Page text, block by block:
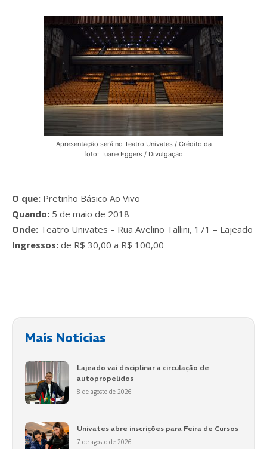
Apresentação será no Teatro Univates / Crédito da
foto: Tuane Eggers / Divulgação
O que: Pretinho Básico Ao Vivo
Quando: 5 de maio de 2018
Onde: Teatro Univates – Rua Avelino Tallini, 171 – Lajeado
Ingressos: de R$ 30,00 a R$ 100,00
Mais Notícias
Lajeado vai disciplinar a circulação de
autopropelidos
8 de agosto de 2026
Univates abre inscrições para Feira de Cursos
7 de agosto de 2026